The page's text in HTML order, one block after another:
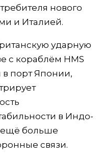
нового
и Италией.
ударную
с кораблём HMS
порт Японии,
в Индо-
ещё больше
связи.